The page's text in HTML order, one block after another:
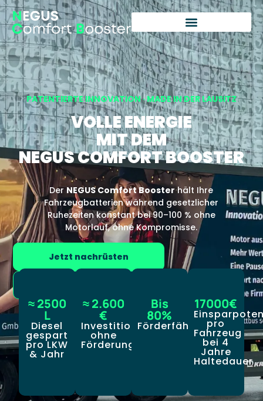
PATENTIERTE INNOVATION · MADE IN DER LAUSITZ
VOLLE ENERGIE
MIT DEM
NEGUS COMFORT BOOSTER
DerNEGUS Comfort Boosterhält Ihre
Fahrzeugbatterien während gesetzlicher
Ruhezeiten konstant bei 90–100 % ohne
Motorlauf, ohne Kompromisse.
Jetzt nachrüsten
≈ 2500
L
Diesel
gespart
pro LKW
& Jahr
≈ 2.600
€
Investitionskosten
ohne
Förderung
Bis
80%
Förderfähig
17000€
pro
Fahrzeug
bei 4
Jahre
Haltedauer